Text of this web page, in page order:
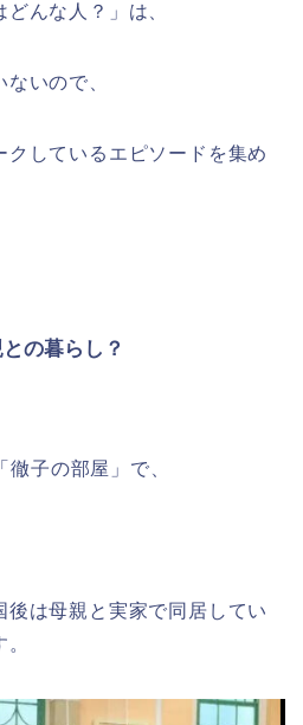
どんな人？」は、
いので、
クしているエピソードを集め
の暮らし？
子の部屋」で、
後は母親と実家で同居してい